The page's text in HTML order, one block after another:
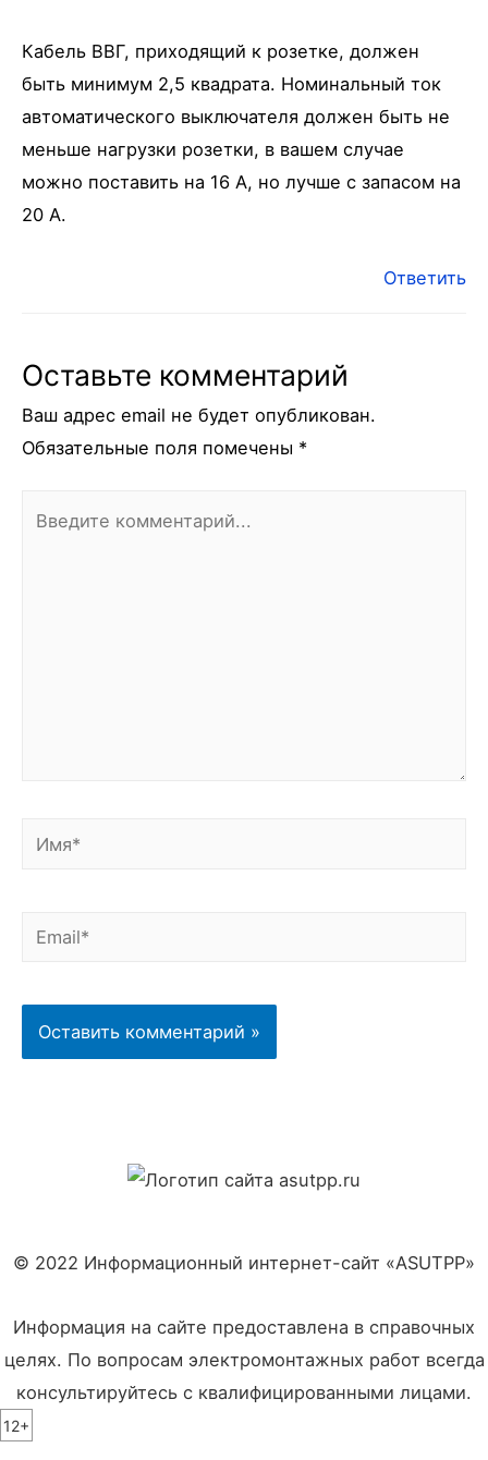
Кабель ВВГ, приходящий к розетке, должен
быть минимум 2,5 квадрата. Номинальный ток
автоматического выключателя должен быть не
меньше нагрузки розетки, в вашем случае
можно поставить на 16 А, но лучше с запасом на
20 А.
Ответить
Оставьте комментарий
Ваш адрес email не будет опубликован.
Обязательные поля помечены *
Имя*
Email*
© 2022 Информационный интернет-сайт «ASUTPP»
Информация на сайте предоставлена в справочных
целях. По вопросам электромонтажных работ всегда
консультируйтесь с квалифицированными лицами.
12+